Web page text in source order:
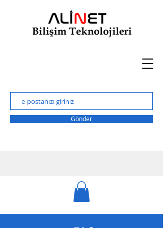
Gönder